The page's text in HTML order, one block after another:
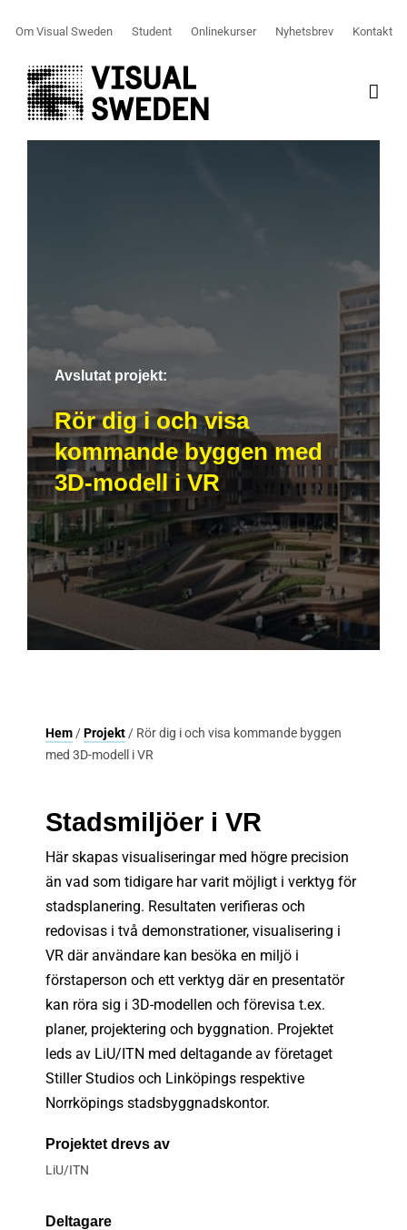
innehållet
Om Visual Sweden Student Onlinekurser Nyhetsbrev Kontakt
Avslutat projekt:
Rör dig i och visa
kommande byggen med
3D-modell i VR
Hem/Projekt/ Rör dig i och visa kommande byggen
med 3D-modell i VR
Stadsmiljöer i VR
Här skapas visualiseringar med högre precision
än vad som tidigare har varit möjligt i verktyg för
stadsplanering. Resultaten verifieras och
redovisas i två demonstrationer, visualisering i
VR där användare kan besöka en miljö i
förstaperson och ett verktyg där en presentatör
kan röra sig i 3D-modellen och förevisa t.ex.
planer, projektering och byggnation. Projektet
leds av LiU/ITN med deltagande av företaget
Stiller Studios och Linköpings respektive
Norrköpings stadsbyggnadskontor.
Projektet drevs av
LiU/ITN
Deltagare